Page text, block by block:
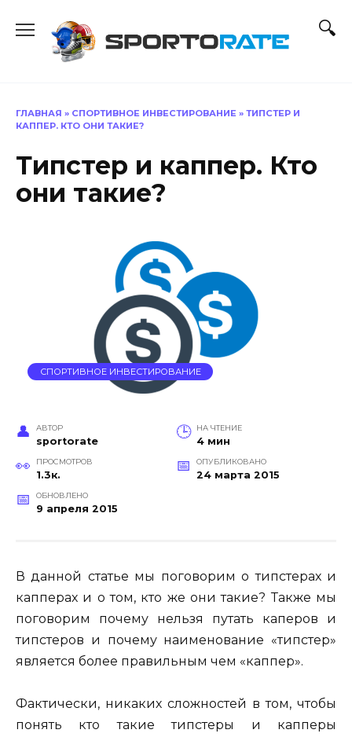
содержанию
ГЛАВНАЯ » СПОРТИВНОЕ ИНВЕСТИРОВАНИЕ » ТИПСТЕР И
КАППЕР. КТО ОНИ ТАКИЕ?
Типстер и каппер. Кто
они такие?
СПОРТИВНОЕ ИНВЕСТИРОВАНИЕ
АВТОР
sportorate
НА ЧТЕНИЕ
4 мин
ПРОСМОТРОВ
1.3к.
ОПУБЛИКОВАНО
24 марта 2015
ОБНОВЛЕНО
9 апреля 2015
В данной статье мы поговорим о типстерах и
капперах и о том, кто же они такие? Также мы
поговорим почему нельзя путать каперов и
типстеров и почему наименование «типстер»
является более правильным чем «каппер».
Фактически, никаких сложностей в том, чтобы
понять кто такие типстеры и капперы